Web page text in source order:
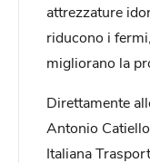
attrezzature
riducono i
migliorano la
Direttamente
Antonio
Italiana